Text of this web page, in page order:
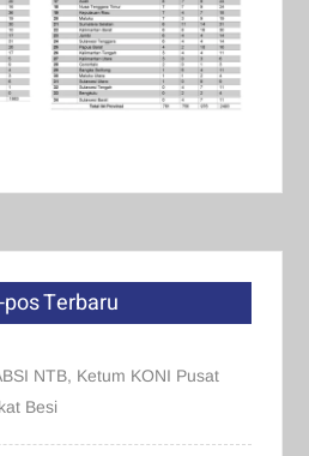
pos Terbaru
NTB, Ketum KONI Pusat
Besi